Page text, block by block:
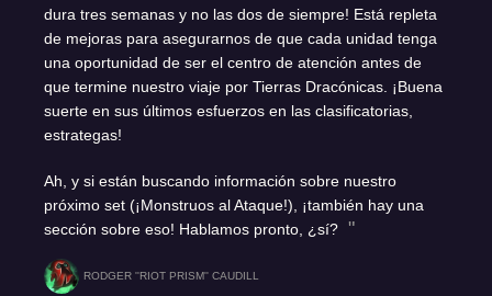
dura tres semanas y no las dos de siempre! Está repleta
de mejoras para asegurarnos de que cada unidad tenga
una oportunidad de ser el centro de atención antes de
que termine nuestro viaje por Tierras Dracónicas. ¡Buena
suerte en sus últimos esfuerzos en las clasificatorias,
estrategas!
Ah, y si están buscando información sobre nuestro
próximo set (¡Monstruos al Ataque!), ¡también hay una
sección sobre eso! Hablamos pronto, ¿sí?
RODGER ''RIOT PRISM'' CAUDILL